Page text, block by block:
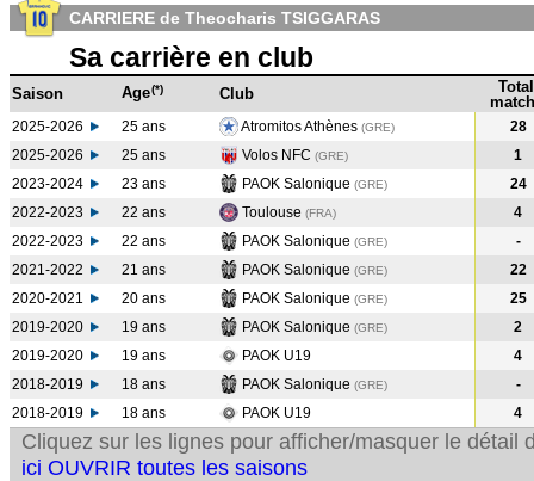
CARRIERE de Theocharis TSIGGARAS
Sa carrière en club
Saison Age(*) Club
Total
2025-2026 25 ans Atromitos Athènes (GRE)
28
2025-2026
25 ans Volos NFC (GRE)
1
2023-2024
23 ans PAOK Salonique (GRE)
24
2022-2023
22 ans Toulouse (FRA)
4
2022-2023
22 ans PAOK Salonique (GRE)
-
2021-2022
21 ans PAOK Salonique (GRE)
22
2020-2021
20 ans PAOK Salonique (GRE)
25
2019-2020
19 ans PAOK Salonique (GRE)
2
2019-2020
19 ans PAOK U19
4
2018-2019
18 ans PAOK Salonique (GRE)
-
2018-2019
18 ans PAOK U19 4
Cliquez sur les lignes pour afficher/masquer le détail
ici OUVRIR toutes les saisons